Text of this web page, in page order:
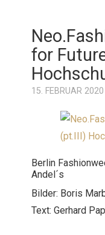
for
15. FEBRUAR 2020
Berlin
Andel´s
Bilder: Boris
Text: Gerhard